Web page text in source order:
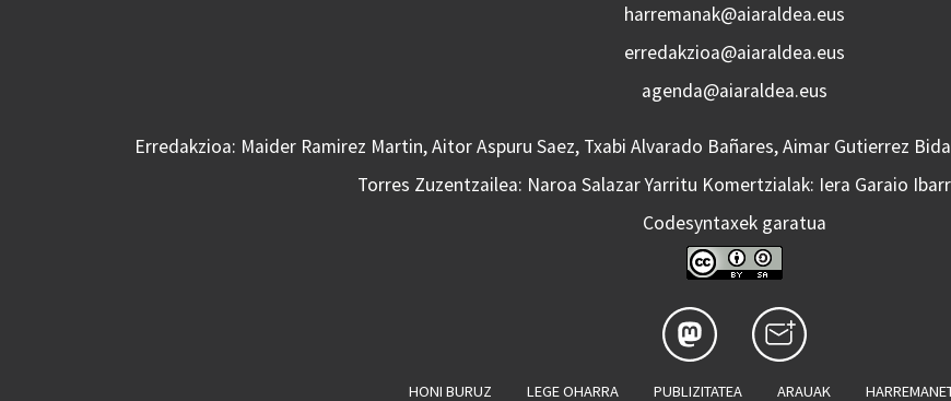
harremanak@aiaraldea.eus
erredakzioa@aiaraldea.eus
agenda@aiaraldea.eus
Erredakzioa: Maider Ramirez Martin, Aitor Aspuru Saez, Txabi Alvarado Bañares, Aimar Gutierrez
Torres Zuzentzailea: Naroa Salazar Yarritu Komertzialak: Iera Garaio
Codesyntaxek garatua
HONI BURUZ LEGE OHARRA PUBLIZITATEA ARAUAK